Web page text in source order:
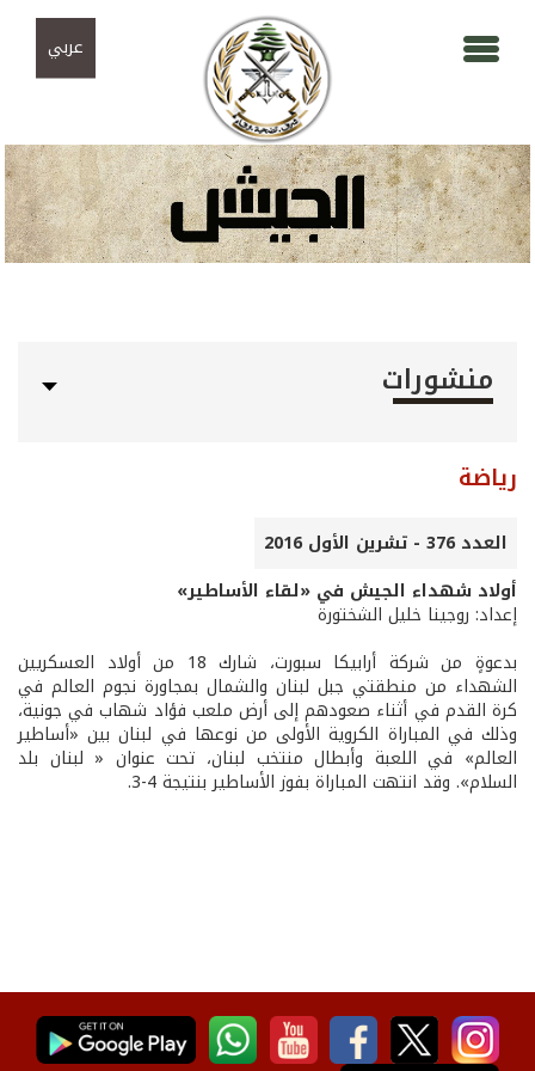
عربي
منشورات
رياضة
العدد 376 - تشرين الأول 2016
أولاد شهداء الجيش في «لقاء الأساطير»
إعداد: روجينا خليل الشختورة
بدعوةٍ من شركة أرابيكا سبورت، شارك 18 من أولاد العسكريين
الشهداء من منطقتي جبل لبنان والشمال بمجاورة نجوم العالم في
كرة القدم في أثناء صعودهم إلى أرض ملعب فؤاد شهاب في جونية،
وذلك في المباراة الكروية الأولى من نوعها في لبنان بين «أساطير
العالم» في اللعبة وأبطال منتخب لبنان، تحت عنوان « لبنان بلد
السلام». وقد انتهت المباراة بفوز الأساطير بنتيجة 4-3.